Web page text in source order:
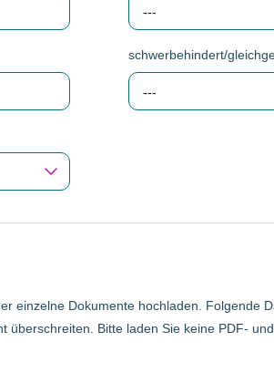
---
schwerbehindert/
---
einzelne Dokumente hochladen. Folgende
Bitte laden Sie keine PDF-